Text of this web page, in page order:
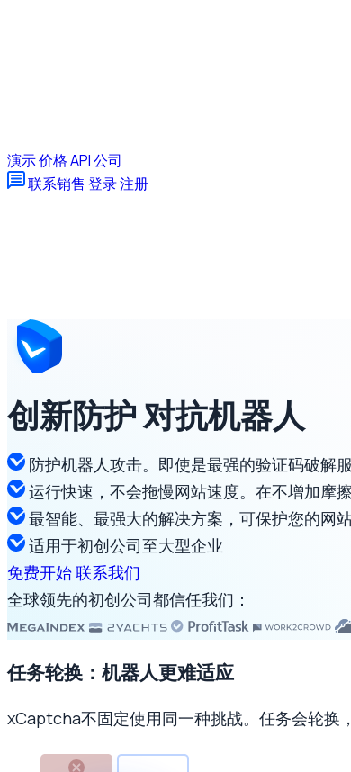
演示价格API公司
联系销售 登录注册
创新防护对抗机器人
防护机器人攻击。即使是最强的验证码破解
运行快速，不会拖慢网站速度。在不增加摩
最智能、最强大的解决方案，可保护您的网
适用于初创公司至大型企业
免费开始联系我们
全球领先的初创公司都信任我们：
任务轮换：机器人更难适应
xCaptcha不固定使用同一种挑战。任务会轮换